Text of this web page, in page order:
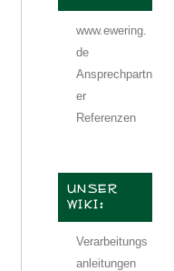
www.ewering.
de
Ansprechpartn
er
Referenzen
UNSER
WIKI:
Verarbeitungs
anleitungen